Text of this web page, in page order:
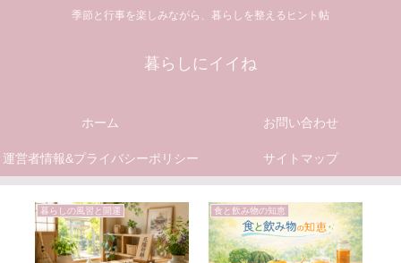
季節と行事を楽しみながら、暮らしを整えるヒント帖
暮らしにイイね
ホーム お問い合わせ
運営者情報&プライバシーポリシー サイトマップ
暮らしの風習と開運 食と飲み物の知恵